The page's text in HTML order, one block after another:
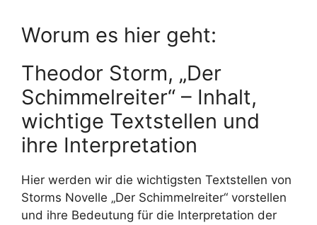
Worum es hier geht:
Theodor Storm, „Der
Schimmelreiter“ – Inhalt,
wichtige Textstellen und
ihre Interpretation
Hier werden wir die wichtigsten Textstellen von
Storms Novelle „Der Schimmelreiter“ vorstellen
und ihre Bedeutung für die Interpretation der